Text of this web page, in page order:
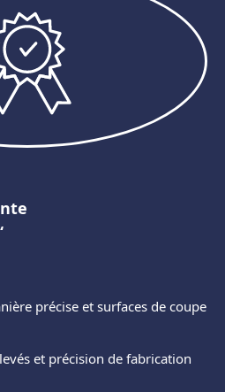
précise et surfaces de coupe
et précision de fabrication